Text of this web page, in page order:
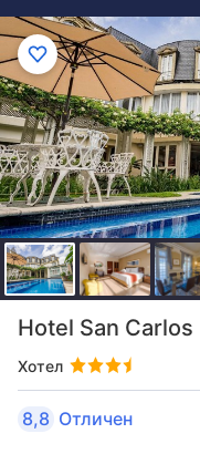
Hotel San Carlos
Хотел
8,8 Отличен